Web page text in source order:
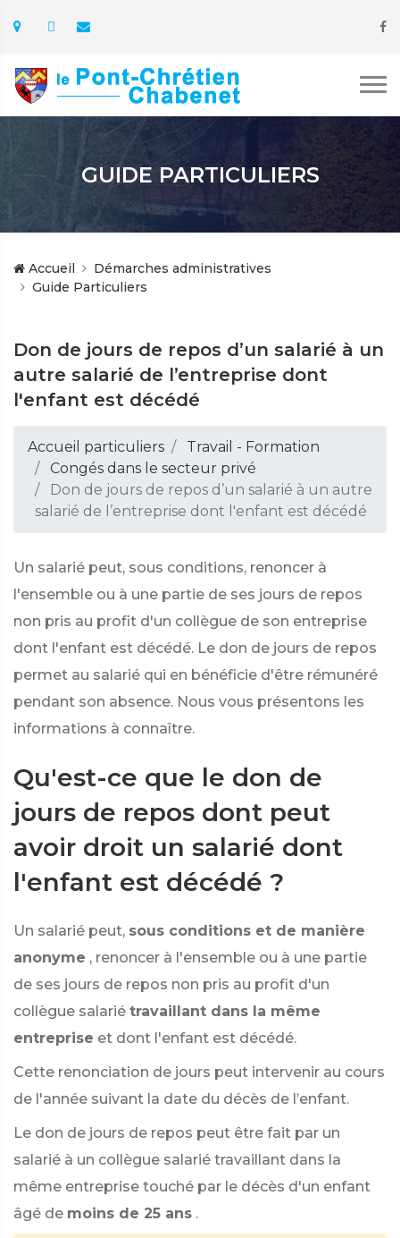
GUIDE PARTICULIERS
Accueil
Démarches administratives
Guide Particuliers
Don de jours de repos d’un salarié à un
autre salarié de l’entreprise dont
l'enfant est décédé
Accueil particuliers
Travail - Formation
Congés dans le secteur privé
Don de jours de repos d’un salarié à un autre
salarié de l’entreprise dont l'enfant est décédé
Un salarié peut, sous conditions, renoncer à
l'ensemble ou à une partie de ses jours de repos
non pris au profit d'un collègue de son entreprise
dont l'enfant est décédé. Le don de jours de repos
permet au salarié qui en bénéficie d'être rémunéré
pendant son absence. Nous vous présentons les
informations à connaître.
Qu'est-ce que le don de
jours de repos dont peut
avoir droit un salarié dont
l'enfant est décédé ?
Un salarié peut, sous conditions et de manière
anonyme , renoncer à l'ensemble ou à une partie
de ses jours de repos non pris au profit d'un
collègue salarié travaillant dans la même
entreprise et dont l'enfant est décédé.
Cette renonciation de jours peut intervenir au cours
de l'année suivant la date du décès de l’enfant.
Le don de jours de repos peut être fait par un
salarié à un collègue salarié travaillant dans la
même entreprise touché par le décès d'un enfant
âgé de moins de 25 ans .